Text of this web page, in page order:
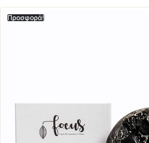
Προσφορά!